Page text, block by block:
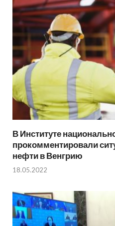
В Институте
прокомментировали
нефти в Венгрию
18.05.2022